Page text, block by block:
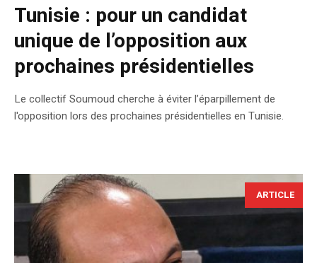
Tunisie : pour un candidat
unique de l’opposition aux
prochaines présidentielles
Le collectif Soumoud cherche à éviter l’éparpillement de
l'opposition lors des prochaines présidentielles en Tunisie.
ARTICLE